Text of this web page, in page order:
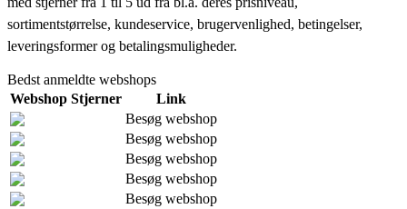
sortimentstørrelse, kundeservice, brugervenlighed, betingelser,
leveringsformer og betalingsmuligheder.
Bedst anmeldte webshops
Webshop Stjerner
Link
Besøg webshop
Besøg webshop
Besøg webshop
Besøg webshop
Besøg webshop